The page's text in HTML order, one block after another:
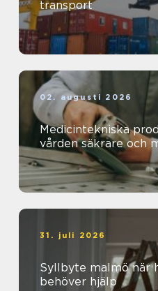
transport
02. augusti 2026
Medicintekniska
vården säkrare och
31. juli 2026
Syllbyte malmö när husets grund
behöver hjälp